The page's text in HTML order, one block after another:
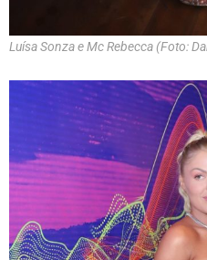
Luísa Sonza e Mc Rebecca (Foto: